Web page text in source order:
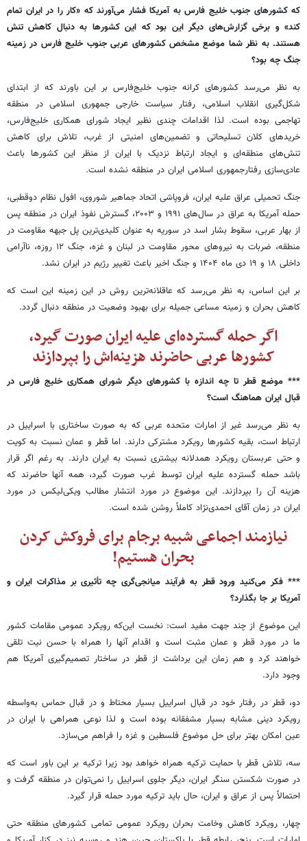
که کشورهای جنوب خلیج فارس به آمریکا فشار می‌آورند که «کار را در ایران تمام
کند» و برخی گزارش‌های دیگر این بود که این کشورها به دنبال کاهش تنش
هستند. به نظر شما موضع مشخص کشورهای عربی جنوب خلیج فارس در زمینه
جنگ چه بود؟
به نظر می‌رسد کشورهای کرانه جنوب خلیج‌فارس بر این باورند که از ابتدای
شکل‌گیری انقلاب اسلامی، رفتار سیاست خارجی جمهوری اسلامی در منطقه
تهاجمی بوده است. لذا اقدامات چندی نظیر ایجاد شورای همکاری خلیج‌فارس،
خریدهای کلان تسلیحاتی و تضمین‌های امنیتی از غرب، تلاش برای کاهش
تنش‌های منطقه‌ای و ایجاد ارتباط نزدیک با ایران از منظر این کشورها باعث
عادی‌سازی رفتارجمهوری اسلامی ایران در منطقه نشده است.
جنگ تحمیلی عراق علیه ایران، فروپاشی اتحاد جماهیر شوروی، افول نظام دوقطبی،
حمله آمریکا به عراق در سال‌های ۱۹۹۱ و ۲۰۰۳، گسترش نفوذ ایران در منطقه پس
از بهار عربی، سقوط بشار اسد در سوریه به عنوان کلیدی‌ترین پل جبهه مقاومت در
منطقه، ضربات به نیروهای محور مقاومت در لبنان و غزه، جنگ ۱۲ روزه، ناآرامی
داخلی ۱۸ و ۱۹ دی ماه ۱۴۰۴ و جنگ اخیر باعث تغییر رژیم در ایران نشد.
بر این اساس، به نظر می‌رسد که عاقلانه‌ترین روش در این زمینه این است که
کاهش بحران و زمینه مساعی جمیله برای بهبود وضعیت در منطقه دنبال گردد.
اگر حمله گسترده‌ای علیه ایران صورت گیرد،
کشورها عربی حاضرند هزینه‌اش را بپردازند
*** موضع قطر تا چه اندازه با کشورهای دیگر شورای همکاری خلیج فارس در
قبال ایران هماهنگ است؟
به نظر می‌رسد غیر از امارات متحده عربی که به صورت ساختاری با اسراییل در
ارتباط است، بقیه کشورها رویکرد مشترکی دارند. اما قطر و عمان نسبت به کویت
و حتی عربستان رویکرد همدلانه بیشتری نسبت به ایران دارند. به رغم اگر قرار
باشد حمله گسترده علیه ایران توسط غرب صورت گیرد، همه آنها حاضرند که
هزینه آن را بپردازند. این موضوع در مورد انتشار مطالب ویکی‌لیکس در مورد
ایران در زمان آقای احمدی‌نژاد کاملاً روشن شده است.
نیازمند اجماعی شبیه برجام برای فروکش کردن
بحران هستیم!
*** فکر می‌کنید ورود قطر به فرآیند میانجی‌گری چه تأثیری بر مذاکرات ایران و
آمریکا بر جا بگذارد؟
این موضوع از چند جهت مفید است: نخست این‌که رویکرد عمومی مقامات کشور
ما در مورد قطر و عمان مثبت است و اقدام آنها را همراه با حسن نیت تلقی
خواهند کرد و هم زمان این برداشت از قطر در ساختار تصمیم‌گیری آمریکا هم
وجود دارد.
دو، قطر در رفتار خود در قبال اسراییل بسیار محتاط و در قبال حماس به‌واسطه
رویکرد دینی مشابه بسیار مشفقانه بوده است و لذا نوعی همراهی با ایران در
عین امکان بهتر برای حل موضوع فلسطین و غزه را فراهم می‌سازد.
سه، تلاش قطر با حمایت ترکیه همراه خواهد بود زیرا ترکیه بر این باور است که
در صورت شکستن سنگر ایران، دیگر جلوی اسراییل را نمی‌توان در منطقه گرفت و
احتمالاً پس از عراق و ایران، حال باید ترکیه مورد حمله قرار گیرد.
چهار، رویکرد کاهش وخامت بحران رویکرد عمومی تمامی کشورهای منطقه حتی